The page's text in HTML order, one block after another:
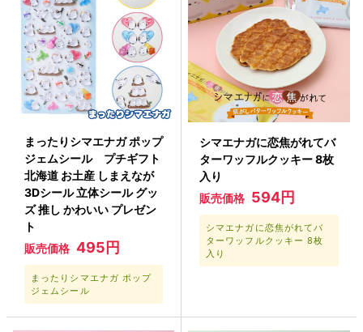
まったりシマエナガ ポップ
ジェムシール プチギフト
北海道 お土産 しまえなが
3Dシール 立体シール グッ
ズ 推し かわいい プレゼン
ト
販売価格 495円
まったりシマエナガ ポップ
ジェムシール
シマエナガに恋焦がれてバ
ターワッフルクッキー 8枚
入り
販売価格 594円
シマエナガに恋焦がれてバ
ターワッフルクッキー 8枚
入り